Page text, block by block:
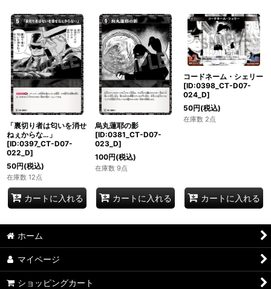
「裏切り者は匂いを消せ
ねぇからな…」
[ID:0397_CT-D07-
022_D]
50円(税込)
在庫数 12点
カートに入れる
烏丸蓮耶の影
[ID:0381_CT-D07-
023_D]
100円(税込)
在庫数 9点
カートに入れる
コードネーム・シェリー
[ID:0398_CT-D07-
024_D]
50円(税込)
在庫数 2点
カートに入れる
ホーム
マイページ
ショッピングカート